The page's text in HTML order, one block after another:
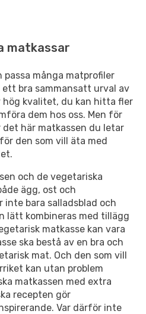
matkassar
passa många matprofiler
bra sammansatt urval av
hög kvalitet, du kan hitta fler
dem hos oss. Men för
här matkassen du letar
den som vill äta med
och de vegetariska
ägg, ost och
inte bara salladsblad och
lätt kombineras med tillägg
matkasse kan vara
ska bestå av en bra och
mat. Och den som vill
kan utan problem
matkassen med extra
recepten gör
Var därför inte